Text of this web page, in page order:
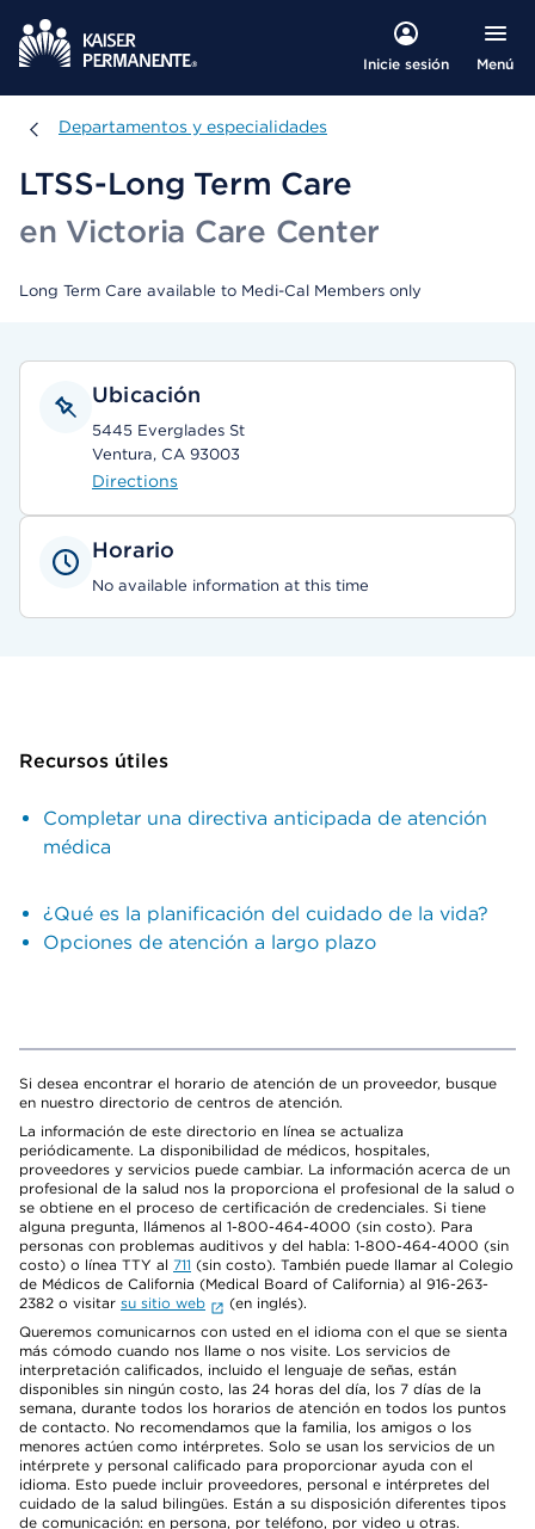
Inicie sesión Menú
Departamentos y especialidades
Departamentos y especialidades
LTSS-Long Term Care
en Victoria Care Center
Long Term Care available to Medi-Cal Members only
Ubicación
5445 Everglades St
Ventura, CA 93003
Directions
Horario
No available information at this time
Recursos útiles
Completar una directiva anticipada de atención
médica
¿Qué es la planificación del cuidado de la vida?
Opciones de atención a largo plazo
Si desea encontrar el horario de atención de un proveedor, busque
en nuestro directorio de centros de atención.
La información de este directorio en línea se actualiza
periódicamente. La disponibilidad de médicos, hospitales,
proveedores y servicios puede cambiar. La información acerca de un
profesional de la salud nos la proporciona el profesional de la salud o
se obtiene en el proceso de certificación de credenciales. Si tiene
alguna pregunta, llámenos al 1-800-464-4000 (sin costo). Para
personas con problemas auditivos y del habla: 1-800-464-4000 (sin
costo) o línea TTY al 711 (sin costo). También puede llamar al Colegio
de Médicos de California (Medical Board of California) al 916-263-
2382 o visitar su sitio web
(en inglés).
Queremos comunicarnos con usted en el idioma con el que se sienta
más cómodo cuando nos llame o nos visite. Los servicios de
interpretación calificados, incluido el lenguaje de señas, están
disponibles sin ningún costo, las 24 horas del día, los 7 días de la
semana, durante todos los horarios de atención en todos los puntos
de contacto. No recomendamos que la familia, los amigos o los
menores actúen como intérpretes. Solo se usan los servicios de un
intérprete y personal calificado para proporcionar ayuda con el
idioma. Esto puede incluir proveedores, personal e intérpretes del
cuidado de la salud bilingües. Están a su disposición diferentes tipos
de comunicación: en persona, por teléfono, por video u otras.